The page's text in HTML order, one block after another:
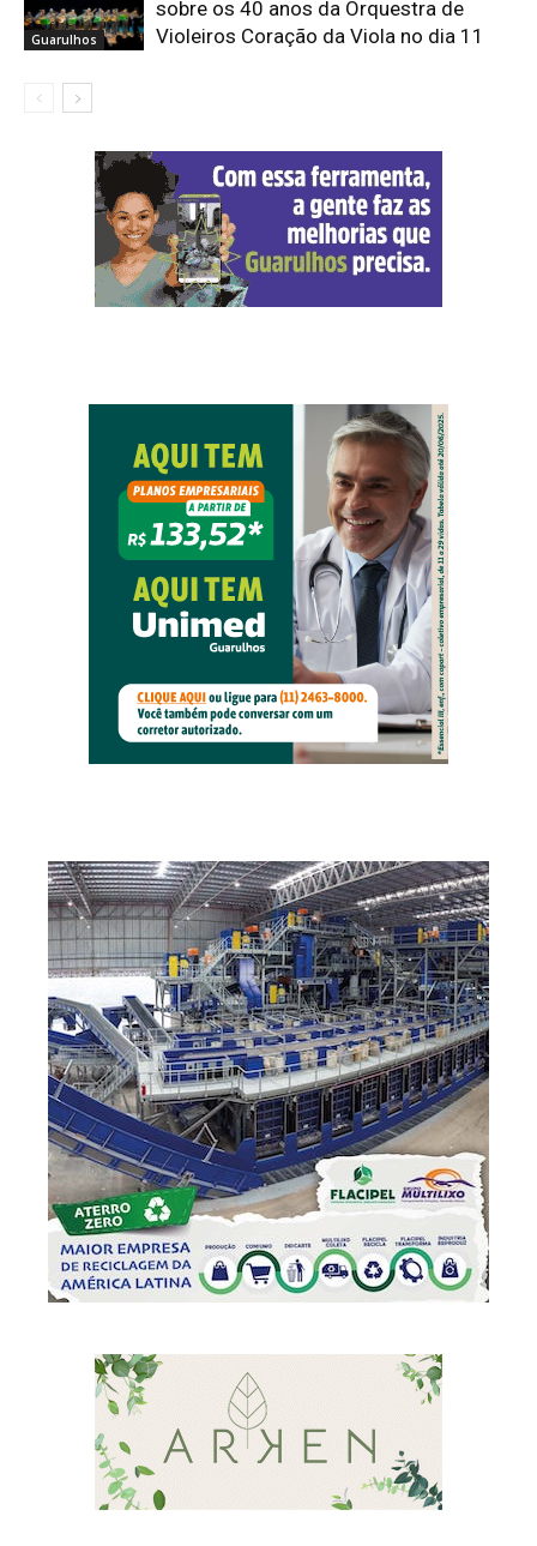
Guarulhos
sobre os 40 anos da Orquestra de
Violeiros Coração da Viola no dia 11